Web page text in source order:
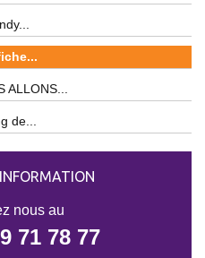
ALLONS...
de...
nous au
71 78 77